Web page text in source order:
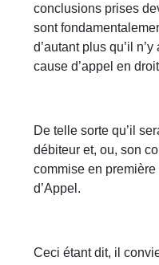
conclusions prises
sont
d’autant plus qu’il
cause d’appel en
De telle sorte qu’il
débiteur et, ou, son
commise en
d’Appel.
Ceci étant dit, il